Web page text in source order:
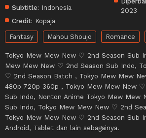
Subtitle: Indonesia
Credit: Kopaja
2023
Fantasy Mahou Shoujo Romance
Tokyo Mew Mew New ♡ 2nd Season Sub
Mew Mew New ♡ 2nd Season Sub Indo,
♡ 2nd Season Batch , Tokyo Mew Mew
480p 720p 360p , Tokyo Mew Mew New
Sub Indo, Nonton Anime Tokyo Mew Mew
Sub Indo, Tokyo Mew Mew New ♡ 2nd
Tokyo Mew Mew New ♡ 2nd Season Sub
Android, Tablet dan lain sebagainya.